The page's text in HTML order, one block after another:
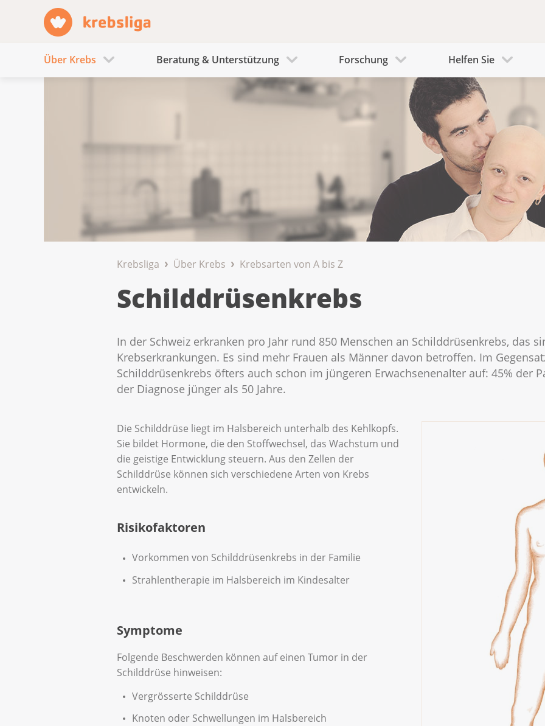
Über Krebs Beratung & Unterstützung Forschung Helfen Sie
Krebsliga Über Krebs Krebsarten von A bis Z
Schilddrüsenkrebs
In der Schweiz erkranken pro Jahr rund 850 Menschen an Schilddrüsenkrebs, das
Krebserkrankungen. Es sind mehr Frauen als Männer davon betroffen. Im
Schilddrüsenkrebs öfters auch schon im jüngeren Erwachsenenalter auf: 45% der
der Diagnose jünger als 50 Jahre.
Die Schilddrüse liegt im Halsbereich unterhalb des Kehlkopfs.
Sie bildet Hormone, die den Stoffwechsel, das Wachstum und
die geistige Entwicklung steuern. Aus den Zellen der
Schilddrüse können sich verschiedene Arten von Krebs
entwickeln.
Risikofaktoren
Vorkommen von Schilddrüsenkrebs in der Familie
Strahlentherapie im Halsbereich im Kindesalter
Symptome
Folgende Beschwerden können auf einen Tumor in der
Schilddrüse hinweisen:
Vergrösserte Schilddrüse
Knoten oder Schwellungen im Halsbereich